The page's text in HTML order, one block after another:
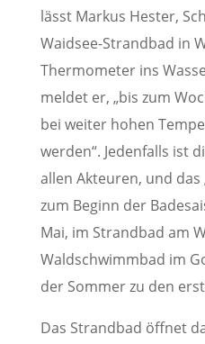
lässt Markus Hester,
Waidsee-Strandbad in
Thermometer ins
meldet er, „bis zum
bei weiter hohen
werden“. Jedenfalls ist
allen Akteuren, und das
zum Beginn der
Mai, im Strandbad am
Waldschwimmbad im
der Sommer zu den
Das Strandbad öffnet